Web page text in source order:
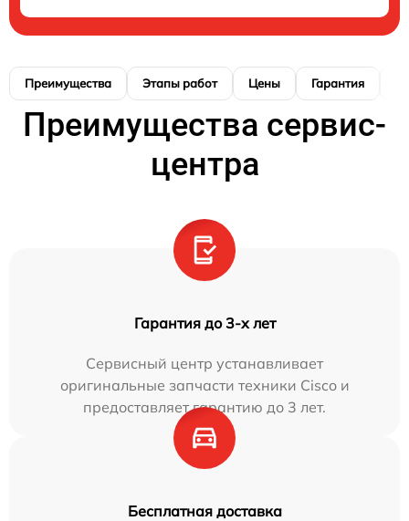
Преимущества Этапы работ Цены Гарантия
Преимущества сервис-
центра
Гарантия до 3-х лет
Сервисный центр устанавливает
оригинальные запчасти техники Cisco и
предоставляет гарантию до 3 лет.
Бесплатная доставка